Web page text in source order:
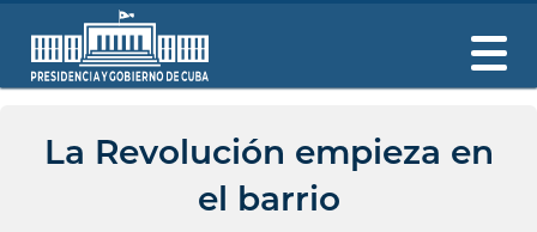
La Revolución empieza en
el barrio